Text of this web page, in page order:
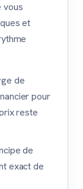
vous
et
de
pour
reste
de
exact de